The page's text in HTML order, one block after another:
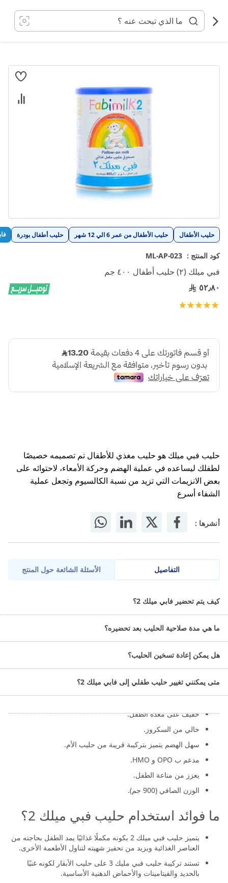
المحتوى
حليب الأطفال حليب الأطفال من عمر 6 الي 12 شهر حليب أطفال بودرة
كود المنتج : ML-AP-023
فبي ميلك (٢) حليب أطفال ٤٠٠ جم
٥٢٫٨٠
تقييم:
حليب فبي ميلك هو حليب مغذي للأطفال تم تصميمه خصيصًا
لطفلك ليساعده في عملية الهضم وحركة الأمعاء، لاحتوائه على
بعض الانزيمات التي تزيد من نسبة الكالسيوم وتجعل عملية
الشفاء أسرع
أنشرها :
انتقل
تخطي
إلى
بداية
معرض
الصور
التفاصيل
ما مواصفات حليت فبي ميلك 2؟
حليب بودرة.
مناسب لنمو الطفل من عمر 6 إلى 12 شهر.
تركيبة مشتقة من حليب الأبقار.
خفيف على معدة الطفل.
خالي من السكروز.
سهل الهضم يتميز بتركيبة قريبة من حليب الأم.
مدعم ب OPO و HMO.
يعزز من مناعة الطفل.
الوزن الصافي (900 جم).
ما فوائد استخدام حليب فبي ميلك 2؟
يتميز حليب فبي ميلك 2 بكونه مكملًا غذائيًا يمد الطفل بحاجته من
العناصر الغذائية ويزيد من تحفيز شهيته لتناول الأطعمة الأخرى.
تستند تركيبة حليب فبي مليك 3 على حليب الأبقار لكونه غنيًا
بالحديد والفيتامينات والأحماض الدهنية الأساسية.
الأسئلة الشائعة حول المنتج
كيف يتم تحضير فابي ميلك 2؟
ما هي مدة صلاحية الحليب بعد تحضيره؟
هل يمكن إعادة تسخين الحليب؟
متى يمكنني تغيير حليب طفلي إلى فابي ميلك 2؟